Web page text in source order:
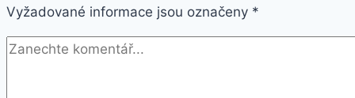
Vyžadované informace jsou označeny *